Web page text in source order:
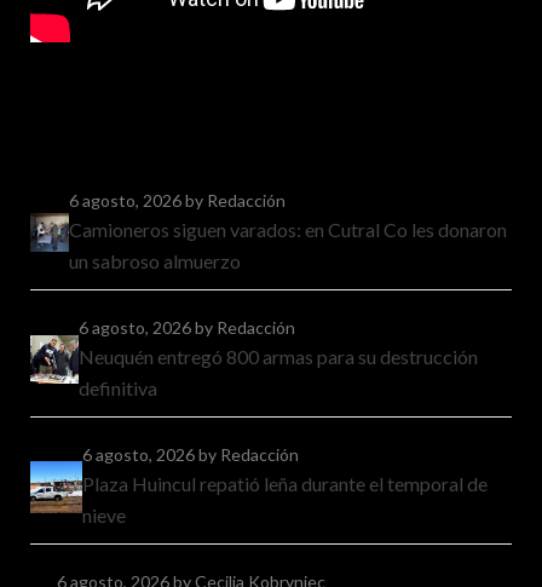
6 agosto, 2026by Redacción
Camioneros siguen varados: en Cutral Co les donaron
un sabroso almuerzo
6 agosto, 2026by Redacción
Neuquén entregó 800 armas para su destrucción
definitiva
6 agosto, 2026by Redacción
Plaza Huincul repatió leña durante el temporal de
nieve
6 agosto, 2026by Cecilia Kobryniec